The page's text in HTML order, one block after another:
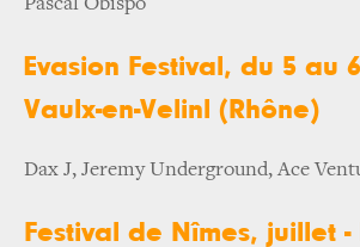
Pascal Obispo
Evasion Festival, du 5 au
Vaulx-en-Velinl (Rhône)
Dax J, Jeremy Underground, Ace
Festival de Nîmes, juillet -